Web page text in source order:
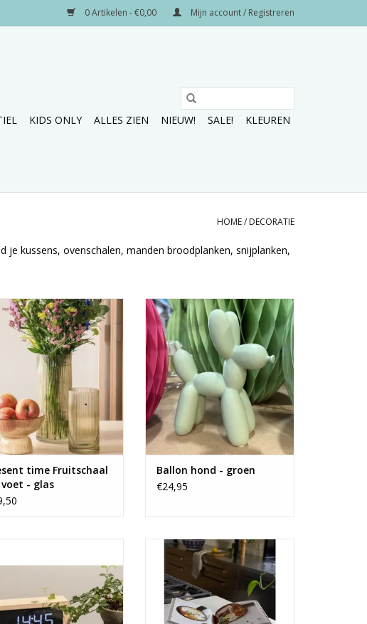
0 Artikelen - €0,00 Mijn account / Registreren
KIDS ONLY ALLES ZIEN NIEUW! SALE! KLEUREN
HOME/ DECORATIE
je kussens, ovenschalen, manden broodplanken, snijplanken,
op voet in 2 maten.
AAN WINKELWAGEN
time Fruitschaal
- glas
Love this dog!
TOEVOEGEN AAN WINKELWAGEN
Ballon hond - groen
€24,95
AAN WINKELWAGEN
Houten kookboek standaard in
wit hout.
TOEVOEGEN AAN WINKELWAGEN